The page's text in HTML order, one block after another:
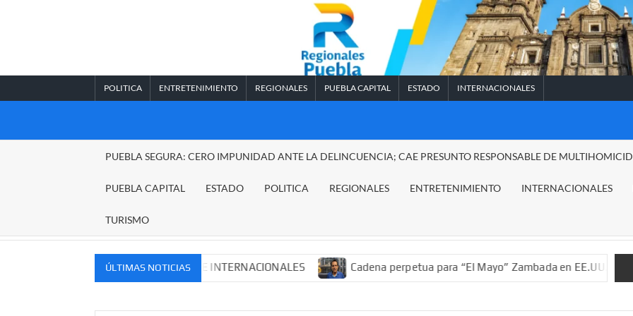
POLITICA ENTRETENIMIENTO REGIONALES PUEBLA CAPITAL ESTADO INTERNACIONALES
REGIONALES
PUEBLA SEGURA: CERO IMPUNIDAD ANTE LA DELINCUENCIA; CAE PRESUNTO RESPONSABLE DE
PUEBLA CAPITAL ESTADO POLITICA REGIONALES ENTRETENIMIENTO INTERNACIONALES
TURISMO
ÚLTIMAS NOTICIAS
MERCADOS NACIONALES E INTERNACIONALES Cadena perpetua para “El Mayo” Zambada en EE.UU.; ordenan